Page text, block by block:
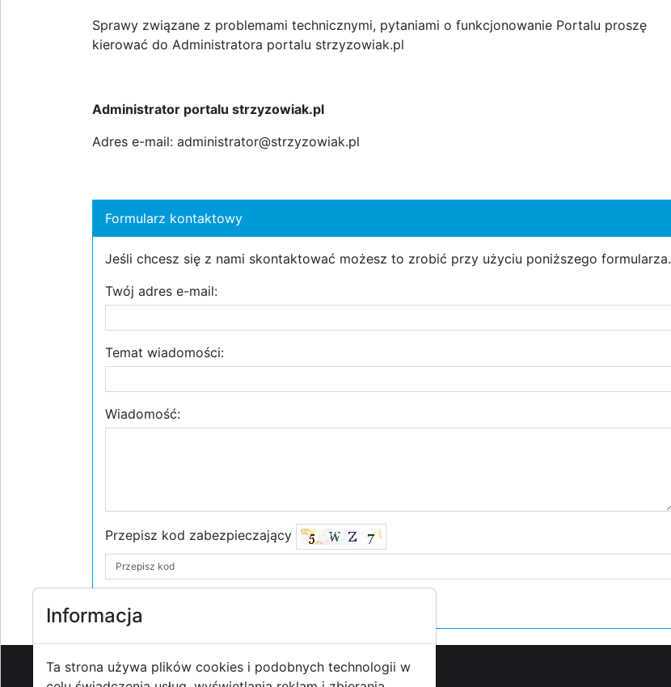
Sprawy związane z problemami technicznymi, pytaniami o funkcjonowanie Portalu proszę
kierować do Administratora portalu strzyzowiak.pl
Administrator portalu strzyzowiak.pl
Adres e-mail: administrator@strzyzowiak.pl
Formularz kontaktowy
Jeśli chcesz się z nami skontaktować możesz to zrobić przy użyciu poniższego formularza.
Twój adres e-mail:
Temat wiadomości:
Wiadomość:
Przepisz kod zabezpieczający
Informacja
Ta strona używa plików cookies i podobnych technologii w